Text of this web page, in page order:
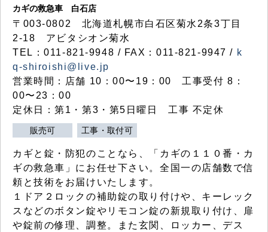
カギの救急車 白石店
〒003-0802 北海道札幌市白石区菊水2条3丁目
2-18 アビタシオン菊水
TEL：011-821-9948 / FAX：011-821-9947 / k
q-shiroishi@live.jp
営業時間：店舗 10：00〜19：00 工事受付 8：
00〜23：00
定休日：第1・第3・第5日曜日 工事 不定休
販売可 工事・取付可
カギと錠・防犯のことなら、「カギの１１０番・カ
ギの救急車」にお任せ下さい。全国一の店舗数で信
頼と技術をお届けいたします。
１ドア２ロックの補助錠の取り付けや、キーレック
スなどのボタン錠やリモコン錠の新規取り付け、扉
や錠前の修理、調整。また玄関、ロッカー、デス